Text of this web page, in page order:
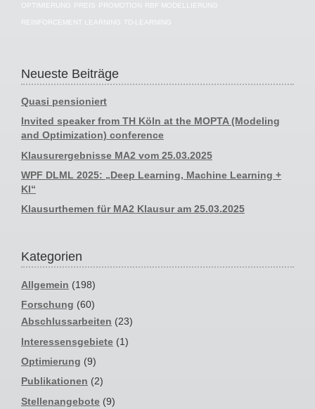
OPTIMIERUNG PREIS PROMOTION RBF MODELLIERUNG
REINFORCEMENT LEARNING TD-LEARNING
Neueste Beiträge
Quasi pensioniert
Invited speaker from TH Köln at the MOPTA (Modeling
and Optimization) conference
Klausurergebnisse MA2 vom 25.03.2025
WPF DLML 2025: „Deep Learning, Machine Learning +
KI“
Klausurthemen für MA2 Klausur am 25.03.2025
Kategorien
Allgemein (198)
Forschung (60)
Abschlussarbeiten (23)
Interessensgebiete (1)
Optimierung (9)
Publikationen (2)
Stellenangebote (9)